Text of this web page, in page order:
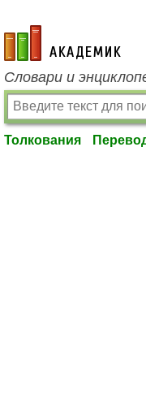
academic.ru
Словари и
Толкования